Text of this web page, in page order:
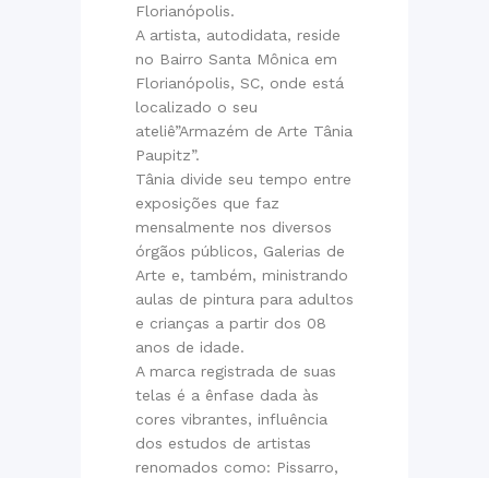
Florianópolis.
A artista, autodidata, reside
no Bairro Santa Mônica em
Florianópolis, SC, onde está
localizado o seu
ateliê”Armazém de Arte Tânia
Paupitz”.
Tânia divide seu tempo entre
exposições que faz
mensalmente nos diversos
órgãos públicos, Galerias de
Arte e, também, ministrando
aulas de pintura para adultos
e crianças a partir dos 08
anos de idade.
A marca registrada de suas
telas é a ênfase dada às
cores vibrantes, influência
dos estudos de artistas
renomados como: Pissarro,